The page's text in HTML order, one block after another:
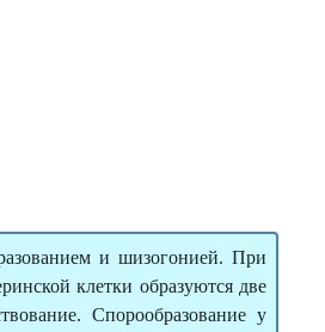
и шизогонией. При
клетки образуются две
Спорообразование у